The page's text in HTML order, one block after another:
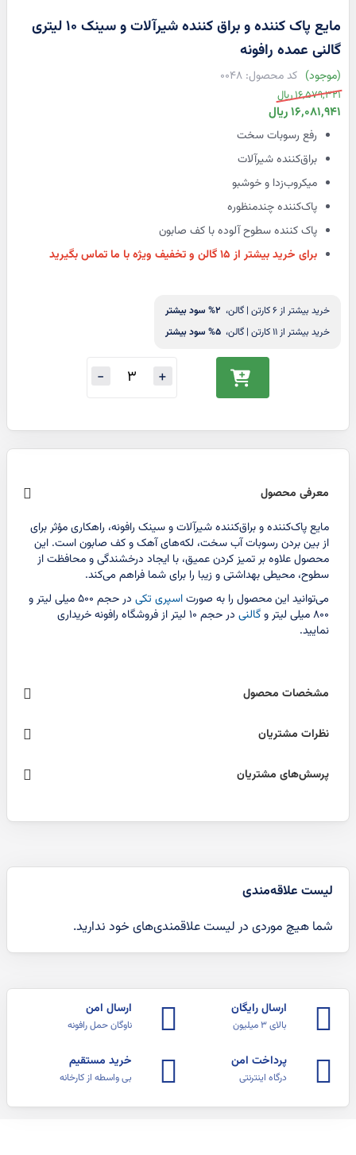
0048 موجود
مایع پاک کننده و براق کننده شیرآلات و سینک 10 لیتری
گالنی عمده رافونه
قیمت
16,081,941 ریال
قیمت
16,579,321 ریال
رفع رسوبات سخت
براق‌کننده شیرآلات
میکروب‌زدا و خوشبو
پاک‌کننده چندمنظوره
پاک کننده سطوح آلوده با کف صابون
برای خرید بیشتر از ۱۵ گالن و تخفیف ویژه با ما تماس بگیرید
خرید بیشتر از 6 کارتن | گالن،
% سود بیشتر
خرید بیشتر از 11 کارتن | گالن،
% سود بیشتر
معرفی محصول
مایع پاک‌کننده و براق‌کننده شیرآلات و سینک رافونه، راهکاری مؤثر برای
از بین بردن رسوبات آب سخت، لکه‌های آهک و کف صابون است. این
محصول علاوه بر تمیز کردن عمیق، با ایجاد درخشندگی و محافظت از
سطوح، محیطی بهداشتی و زیبا را برای شما فراهم می‌کند.
می‌توانید این محصول را به صورتاسپری تکی
در حجم ۵۰۰ میلی لیتر و
۸۰۰ میلی لیتر و
گالنی
در حجم ۱۰ لیتر از فروشگاه رافونه خریداری
نمایید.
مشخصات محصول
نظرات مشتریان
پرسش‌های مشتریان
لیست علاقه‌مندی
شما هیچ موردی در لیست علاقمندی‌های خود ندارید.
ارسال رایگان
بالای ۳ میلیون
ارسال امن
ناوگان حمل رافونه
پرداخت امن
درگاه اینترنتی
خرید مستقیم
بی واسطه از کارخانه